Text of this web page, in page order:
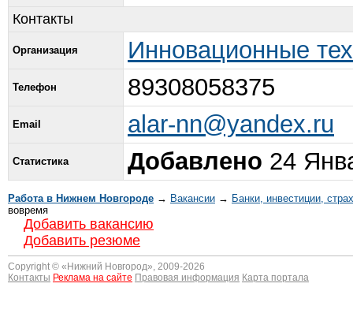
Контакты
Организация Инновационные
Телефон 89308058375
Email alar-nn@yandex.ru
Статистика Добавлено 24
Работа в Нижнем Новгороде → Вакансии → Банки, инвестиции,
вовремя
Добавить вакансию
Добавить резюме
Copyright © « Нижний Новгород», 2009-2026
Контакты Реклама на сайте Правовая информация Карта портала